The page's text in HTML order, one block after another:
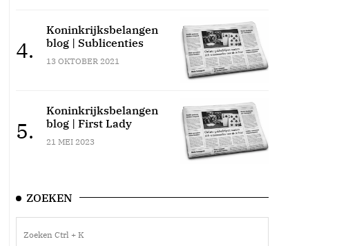
4.
Koninkrijksbelangen
blog | Sublicenties
13 OKTOBER 2021
5.
Koninkrijksbelangen
blog | First Lady
21 MEI 2023
ZOEKEN